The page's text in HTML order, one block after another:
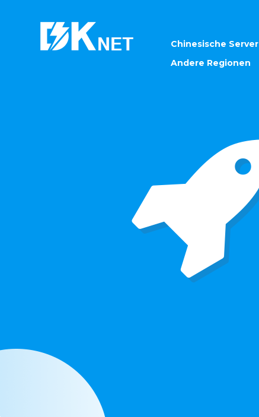
Chinesische Server
Andere Regionen